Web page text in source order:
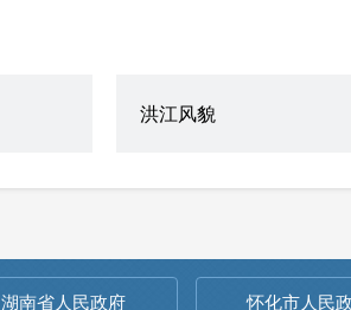
洪江风貌
湖南省人民政府 怀化市人民